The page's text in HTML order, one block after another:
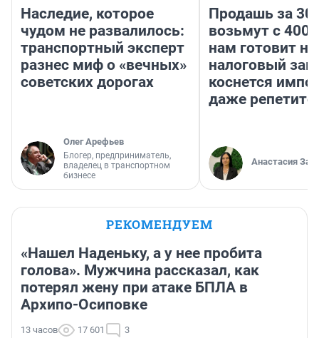
Наследие, которое
чудом не развалилось:
транспортный эксперт
разнес миф о «вечных»
советских дорогах
Олег Арефьев
Блогер, предприниматель,
владелец в транспортном
бизнесе
Продашь за
возьмут с
нам готовит
налоговый
коснется
даже
Анастасия
РЕКОМЕНДУЕМ
«Нашел Наденьку, а у нее пробита
голова». Мужчина рассказал, как
потерял жену при атаке БПЛА в
Архипо-Осиповке
13 часов 17 601 3